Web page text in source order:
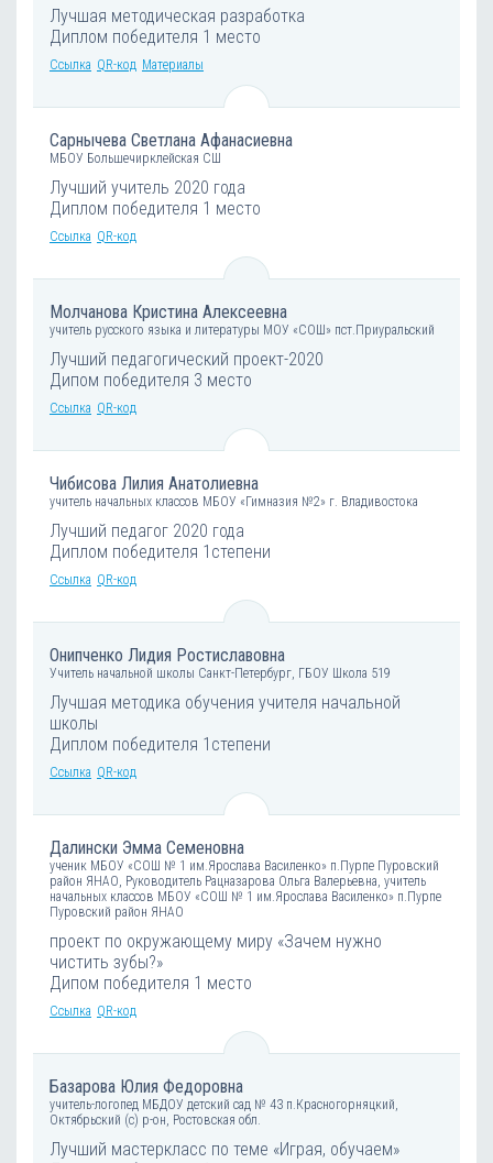
Лучшая методическая разработка
Диплом победителя 1 место
Ссылка QR-код Материалы
Сарнычева Светлана Афанасиевна
МБОУ Большечирклейская СШ
Лучший учитель 2020 года
Диплом победителя 1 место
Ссылка QR-код
Молчанова Кристина Алексеевна
учитель русского языка и литературы МОУ «СОШ» пст.Приуральский
Лучший педагогический проект-2020
Дипом победителя 3 место
Ссылка QR-код
Чибисова Лилия Анатолиевна
учитель начальных классов МБОУ «Гимназия №2» г. Владивостока
Лучший педагог 2020 года
Диплом победителя 1степени
Ссылка QR-код
Онипченко Лидия Ростиславовна
Учитель начальной школы Санкт-Петербург, ГБОУ Школа 519
Лучшая методика обучения учителя начальной
школы
Диплом победителя 1степени
Ссылка QR-код
Далински Эмма Семеновна
ученик МБОУ «СОШ № 1 им.Ярослава Василенко» п.Пурпе Пуровский
район ЯНАО, Руководитель Рацназарова Ольга Валерьевна, учитель
начальных классов МБОУ «СОШ № 1 им.Ярослава Василенко» п.Пурпе
Пуровский район ЯНАО
проект по окружающему миру «Зачем нужно
чистить зубы?»
Дипом победителя 1 место
Ссылка QR-код
Базарова Юлия Федоровна
учитель-логопед МБДОУ детский сад № 43 п.Красногорняцкий,
Октябрьский (с) р-он, Ростовская обл.
Лучший мастеркласс по теме «Играя, обучаем»